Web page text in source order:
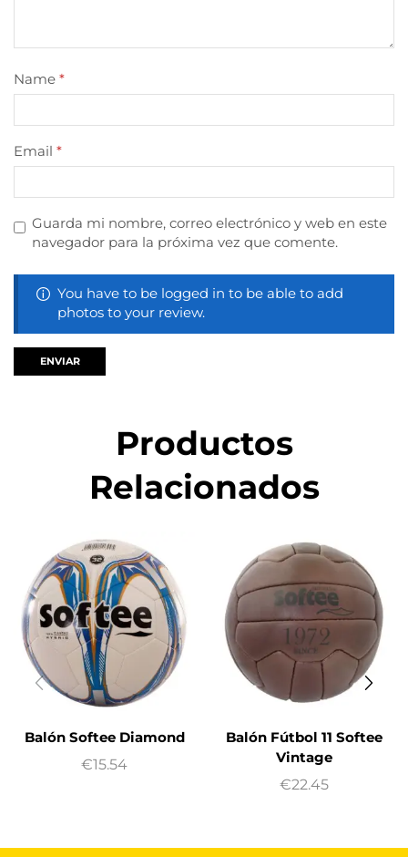
Name *
Email *
Guarda mi nombre, correo electrónico y web en este
navegador para la próxima vez que comente.
You have to be logged in to be able to add
photos to your review.
Productos
Relacionados
Balón Softee Diamond
€15.54
Balón Fútbol 11 Softee
Vintage
€22.45